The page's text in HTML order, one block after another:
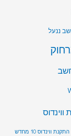
ננעל
התקנת ווינדוס 10 מחדש